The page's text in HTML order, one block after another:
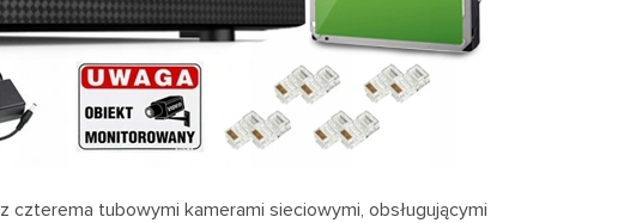
z czterema tubowymi kamerami sieciowymi, obsługującymi